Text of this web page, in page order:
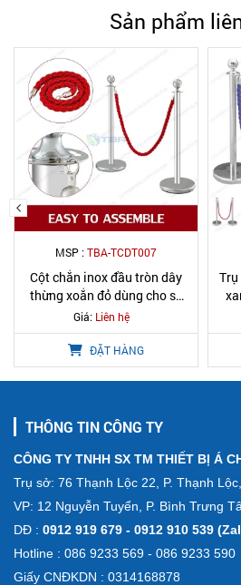
Sản phẩm
MSP :TBA-TCDT007
Cột chắn inox đầu tròn dây
thừng xoắn đỏ dùng cho sự
kiện
Giá: Liên hệ
ĐẶT HÀNG
THÔNG TIN CÔNG TY
CÔNG TY TNHH SX TM THIẾT BỊ Á
Trụ sở: 76 Thạnh Lộc 22, P. Thạnh
VP: 12 Nguyễn Tuyển, P. Bình Trưng
DĐ : 0912 919 679 - 0912 910 539
Hotline : 086 9233 569 - 086 9233 590
Giấy CNĐKDN : 0314168878